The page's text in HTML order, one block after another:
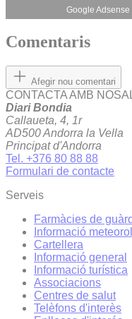
Google Adsense
Comentaris
Afegir nou comentari
CONTACTA AMB
Diari Bondia
Callaueta, 4, 1r
AD500 Andorra la Vella
Principat d'Andorra
Tel. +376 80 88 88
Formulari de contacte
Serveis
Farmàcies de
Informació
Cartellera
Informació general
Informació turística
Associacions
Centres de salut
Telèfons d'interès